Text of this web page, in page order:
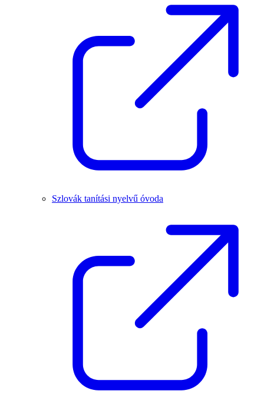
Szlovák tanítási nyelvű óvoda